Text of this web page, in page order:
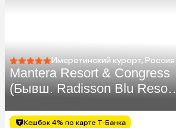
Имеретинский курорт, Россия
Mantera Resort & Congress
(Бывш. Radisson Blu Resort
Кешбэк 4% по карте Т-Банка